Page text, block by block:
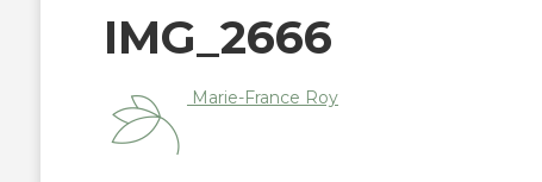
IMG_2666
Marie-France Roy